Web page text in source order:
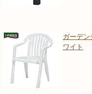
ガーデ
ワイト